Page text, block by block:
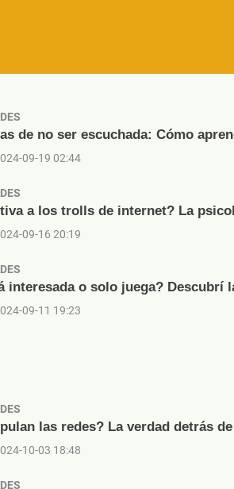
de no ser escuchada: Cómo
09-19 02:44
a los trolls de internet? La
09-16 20:19
interesada o solo juega? Descubrí
09-11 19:23
las redes? La verdad detrás
10-03 18:48